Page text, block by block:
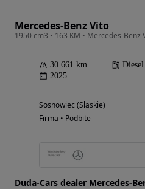
Mercedes-Benz Vito
30 661 km Diesel
2025
Sosnowiec (Śląskie)
Firma • Podbite
Duda-Cars dealer Mercedes-